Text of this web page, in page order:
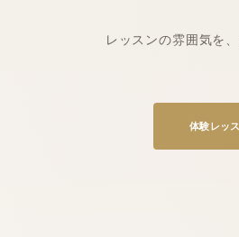
レッスンの雰囲気を
体験レッ